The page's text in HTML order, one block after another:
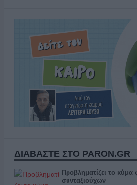
ΔΙΑΒΑΣΤΕ ΣΤΟ PARON.GR
Προβληματίζει το
συνταξιούχων